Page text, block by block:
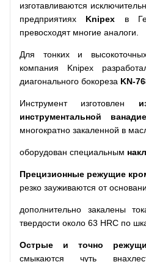
изготавливаются
предприятиях Knipex в
превосходят многие аналоги.
Для тонких и
компания Knipex
диагонального бокореза KN-
Инструмент изготовлен
инструментальной
многократно закаленной в
оборудован специальным
Прецизионные режущие
резко зауживаются от
дополнительно закалены
твердости около 63 HRC по
Острые и точно
смыкаются чуть